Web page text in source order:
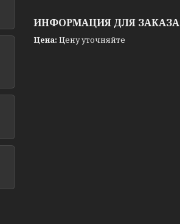
ИНФОРМАЦИЯ ДЛЯ ЗАКАЗА
Цена: Цену уточняйте